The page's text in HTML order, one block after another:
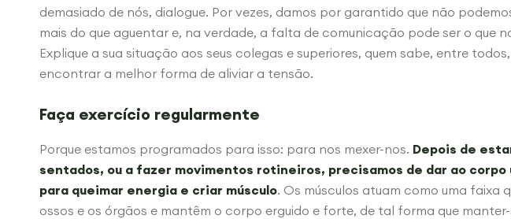
demasiado de nós, dialogue. Por vezes, damos por garantido que não
mais do que aguentar e, na verdade, a falta de comunicação pode ser o que
Explique a sua situação aos seus colegas e superiores, quem sabe, entre
encontrar a melhor forma de aliviar a tensão.
Faça exercício regularmente
Porque estamos programados para isso: para nos mexer-nos. Depois de
sentados, ou a fazer movimentos rotineiros, precisamos de dar ao corpo
para queimar energia e criar músculo. Os músculos atuam como uma faixa
ossos e os órgãos e mantêm o corpo erguido e forte, de tal forma que